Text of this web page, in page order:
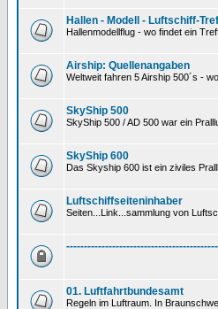
Hallen - Modell - Luftschiff-
Hallenmodellflug - wo findet ein
Airship: Quellenangaben
Weltweit fahren 5 Airship 500´s -
SkyShip 500
SkyShip 500 / AD 500 war ein
SkyShip 600
Das Skyship 600 ist ein ziviles
Luftschiffseiteninhaber
Seiten...Link...sammlung von
01. Luftfahrtbundesamt
Regeln im Luftraum. In